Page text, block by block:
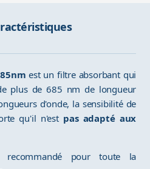
est un filtre absorbant qui
plus de 685 nm de longueur
d'onde, la sensibilité de
qu'il n'est pas adapté aux
pour toute la